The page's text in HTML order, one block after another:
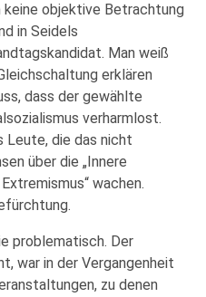
objektive Betrachtung
in Seidels
Man weiß
erklären
dass der gewählte
verharmlost.
Leute, die das nicht
über die „Innere
wachen.
problematisch. Der
war in der Vergangenheit
zu denen